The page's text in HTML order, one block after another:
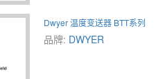
Dwyer 温度变送器 BTT系列
品牌: DWYER